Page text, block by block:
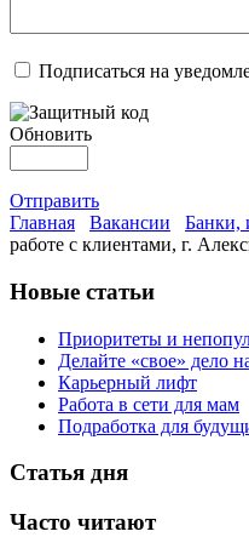
Подписаться на
Обновить
Отправить
Главная
Вакансии Банки,
работе с клиентами, г.
Новые статьи
Приоритеты и
Делайте «свое» дело
Карьерный лифт
Работа в сети для мам
Подработка для
Статья дня
Часто читают